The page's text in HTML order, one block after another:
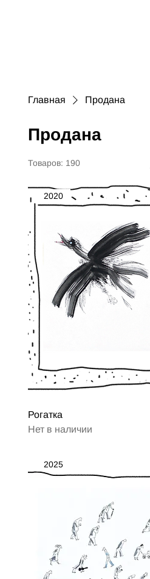
Главная Продана
Продана
Товаров: 190
2020
Рогатка
Нет в наличии
2025